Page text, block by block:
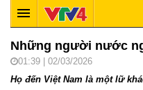
Những người nước
01:39 | 02/03/2026
Họ đến Việt Nam là một lữ